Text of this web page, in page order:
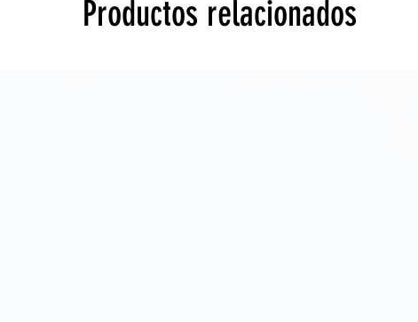
Productos relacionados